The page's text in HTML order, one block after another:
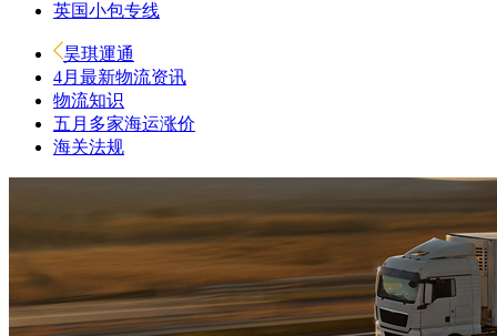
英国小包专线
昊琪運通
4月最新物流资讯
物流知识
五月多家海运涨价
海关法规